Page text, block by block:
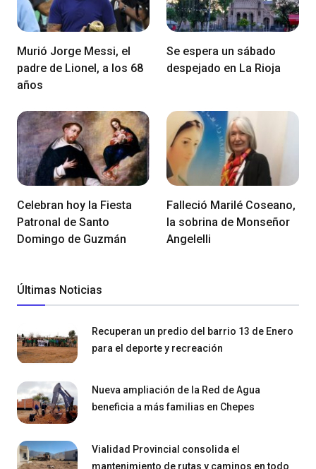
Murió Jorge Messi, el
padre de Lionel, a los 68
años
Se espera un sábado
despejado en La Rioja
Celebran hoy la Fiesta
Patronal de Santo
Domingo de Guzmán
Falleció Marilé Coseano,
la sobrina de Monseñor
Angelelli
Últimas Noticias
Recuperan un predio del barrio 13 de Enero
para el deporte y recreación
Nueva ampliación de la Red de Agua
beneficia a más familias en Chepes
Vialidad Provincial consolida el
mantenimiento de rutas y caminos en todo